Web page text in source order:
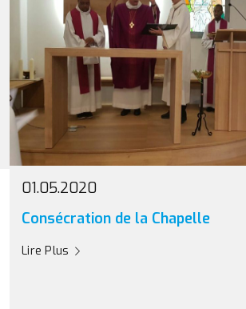
01.05.2020
Consécration de la Chapelle
Lire Plus